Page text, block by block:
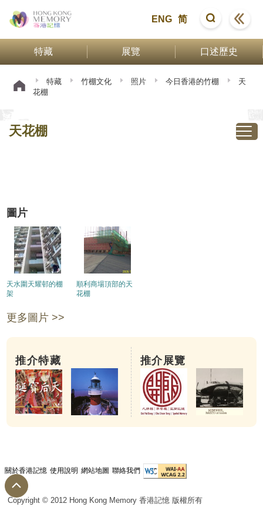
ENG 简
特藏 展覽 口述歷史
特藏 竹棚文化 照片 今日香港的竹棚
天
花棚
天花棚
圖片
天水圍天耀邨的棚
架
順利商場頂部的天
花棚
更多圖片 >>
推介特藏 推介展覽
關於香港記憶 使用說明 網站地圖 聯絡我們
Copyright © 2012 Hong Kong Memory 香港記憶 版權所有